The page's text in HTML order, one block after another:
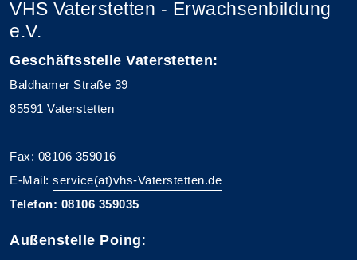
VHS Vaterstetten - Erwachsenbildung
e.V.
Geschäftsstelle Vaterstetten:
Baldhamer Straße 39
85591 Vaterstetten
Fax: 08106 359016
E-Mail: service(at)vhs-Vaterstetten.de
Telefon: 08106 359035
Außenstelle Poing: